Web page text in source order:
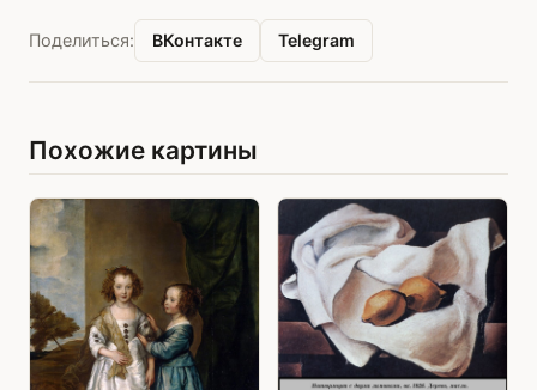
Поделиться: ВКонтакте Telegram
Похожие картины